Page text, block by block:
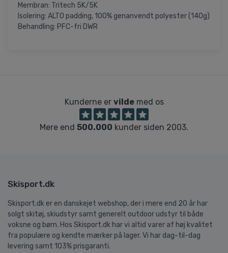
Membran: Tritech 5K/5K
Isolering: ALTO padding, 100% genanvendt polyester (140g)
Behandling: PFC-fri DWR
Kunderne er vildemed os
Mere end 500.000 kunder siden 2003.
Skisport.dk
Skisport.dk er en danskejet webshop, der i mere end 20 år har
solgt skitøj, skiudstyr samt generelt outdoor udstyr til både
voksne og børn. Hos Skisport.dk har vi altid varer af høj kvalitet
fra populære og kendte mærker på lager. Vi har dag-til-dag
levering samt 103% prisgaranti.